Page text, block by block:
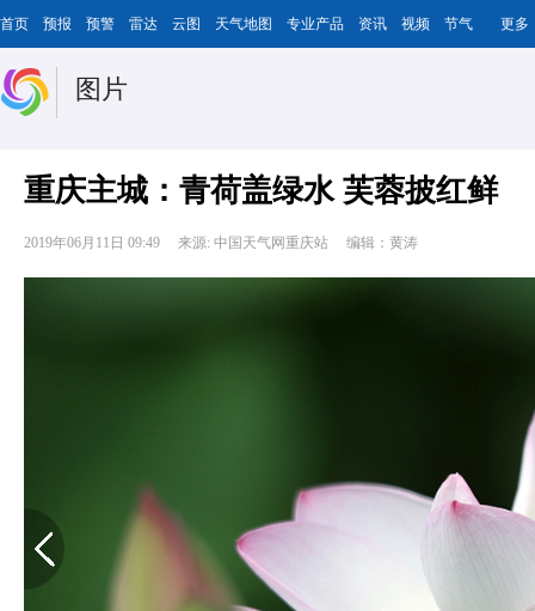
首页 预报 预警 雷达 云图 天气地图 专业产品 资讯 视频 节气 更多
图片
重庆主城：青荷盖绿水 芙蓉披红鲜
2019年06月11日 09:49 来源: 中国天气网重庆站 编辑：黄涛